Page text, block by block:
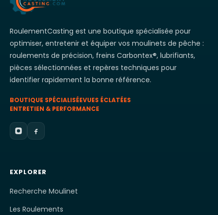
RoulementCasting est une boutique spécialisée pour
optimiser, entretenir et équiper vos moulinets de pêche :
roulements de précision, freins Carbontex®, lubrifiants,
pièces sélectionnées et repères techniques pour
identifier rapidement la bonne référence.
BOUTIQUE SPÉCIALISÉEVUES ÉCLATÉES
ENTRETIEN & PERFORMANCE
EXPLORER
Recherche Moulinet
Les Roulements